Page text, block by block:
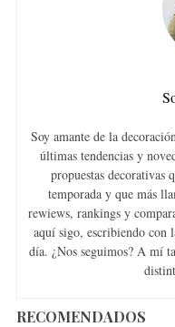
Soy amante de la
últimas tendencias y
propuestas decorativas
temporada y que más
rewiews, rankings y
aquí sigo, escribiendo con
día. ¿Nos seguimos? A mí
RECOMENDADOS